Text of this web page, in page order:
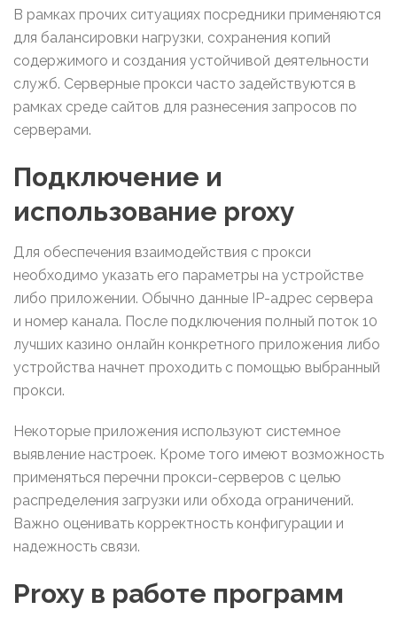
В рамках прочих ситуациях посредники применяются
для балансировки нагрузки, сохранения копий
содержимого и создания устойчивой деятельности
служб. Серверные прокси часто задействуются в
рамках среде сайтов для разнесения запросов по
серверами.
Подключение и
использование proxy
Для обеспечения взаимодействия с прокси
необходимо указать его параметры на устройстве
либо приложении. Обычно данные IP-адрес сервера
и номер канала. После подключения полный поток 10
лучших казино онлайн конкретного приложения либо
устройства начнет проходить с помощью выбранный
прокси.
Некоторые приложения используют системное
выявление настроек. Кроме того имеют возможность
применяться перечни прокси-серверов с целью
распределения загрузки или обхода ограничений.
Важно оценивать корректность конфигурации и
надежность связи.
Proxy в работе программ